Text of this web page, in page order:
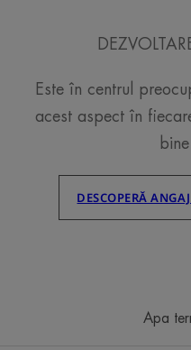
Este în centrul
acest aspect în
DESCOPERĂ
Apa